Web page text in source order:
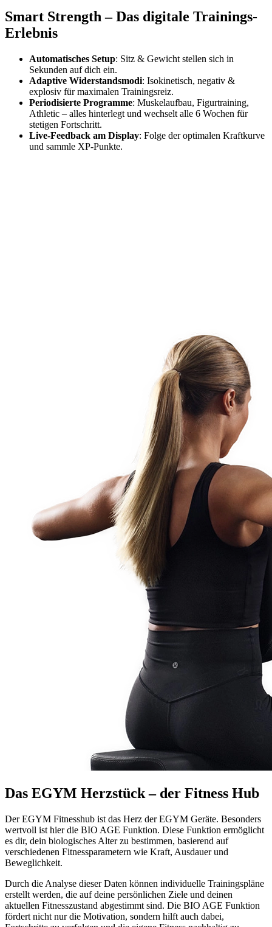
Smart Strength – Das digitale Trainings-
Erlebnis
Automatisches Setup: Sitz & Gewicht stellen sich in
Sekunden auf dich ein.
Adaptive Widerstandsmodi: Isokinetisch, negativ &
explosiv für maximalen Trainingsreiz.
Periodisierte Programme: Muskelaufbau, Figurtraining,
Athletic – alles hinterlegt und wechselt alle 6 Wochen für
stetigen Fortschritt.
Live-Feedback am Display: Folge der optimalen Kraftkurve
und sammle XP-Punkte.
Das EGYM Herzstück – der Fitness Hub
Der EGYM Fitnesshub ist das Herz der EGYM Geräte. Besonders
wertvoll ist hier die BIO AGE Funktion. Diese Funktion ermöglicht
es dir, dein biologisches Alter zu bestimmen, basierend auf
verschiedenen Fitnessparametern wie Kraft, Ausdauer und
Beweglichkeit.
Durch die Analyse dieser Daten können individuelle Trainingspläne
erstellt werden, die auf deine persönlichen Ziele und deinen
aktuellen Fitnesszustand abgestimmt sind. Die BIO AGE Funktion
fördert nicht nur die Motivation, sondern hilft auch dabei,